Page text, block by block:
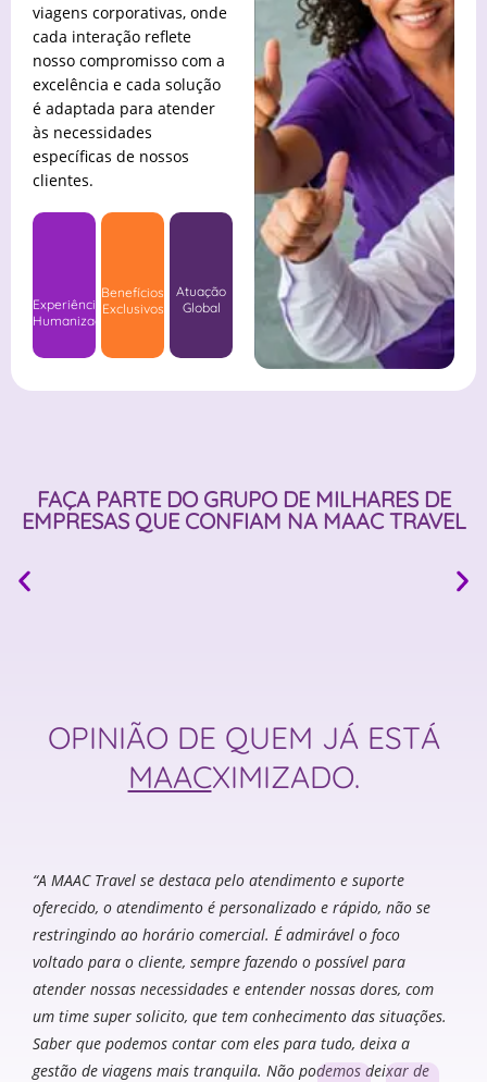
viagens corporativas, onde
cada interação reflete
nosso compromisso com a
excelência e cada solução
é adaptada para atender
às necessidades
específicas de nossos
clientes.
Experiência
Humanizada
Benefícios
Exclusivos
Atuação
Global
FAÇA PARTE DO GRUPO DE MILHARES DE
EMPRESAS QUE CONFIAM NA MAAC TRAVEL
OPINIÃO DE QUEM JÁ ESTÁ
MAACXIMIZADO.
“A MAAC Travel se destaca pelo atendimento e suporte
oferecido, o atendimento é personalizado e rápido, não se
restringindo ao horário comercial. É admirável o foco
voltado para o cliente, sempre fazendo o possível para
atender nossas necessidades e entender nossas dores, com
um time super solicito, que tem conhecimento das situações.
Saber que podemos contar com eles para tudo, deixa a
gestão de viagens mais tranquila. Não podemos deixar de